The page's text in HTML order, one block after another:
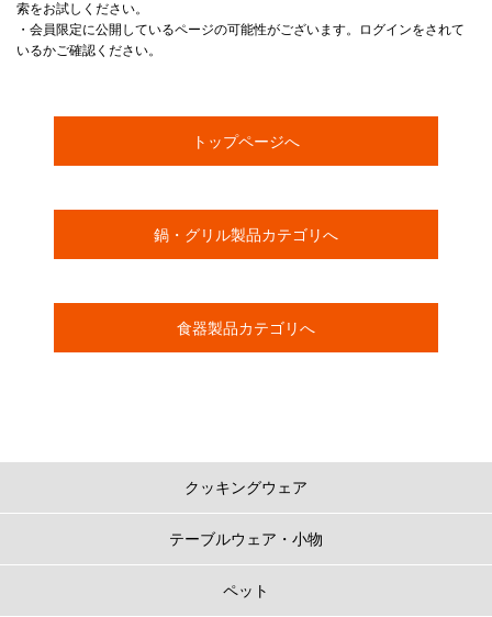
索をお試しください。
・会員限定に公開しているページの可能性がございます。ログインをされて
いるかご確認ください。
トップページへ
鍋・グリル製品カテゴリへ
食器製品カテゴリへ
クッキングウェア
テーブルウェア・小物
ペット